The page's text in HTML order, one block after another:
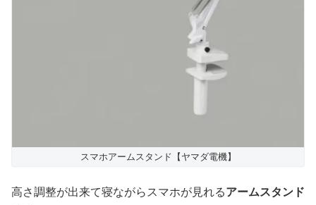
スマホアームスタンド【ヤマダ電機】
高さ調整が出来て寝ながらスマホが見れるアームスタンド